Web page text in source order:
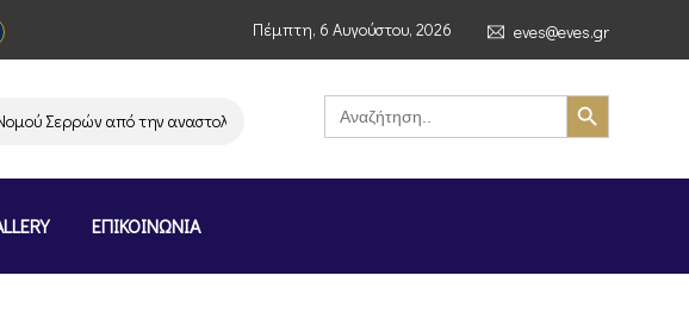
Πέμπτη, 6 Αυγούστου, 2026 eves@eves.gr
Σερρών από την αναστολή λειτουργίας της αλυσίδας σούπερ μάρκετ MERE στην Ελλάδα –
Search
for:
Search Button
ΕΠΙΚΟΙΝΩΝΙΑ